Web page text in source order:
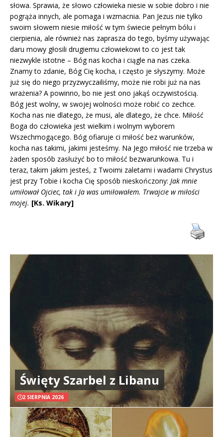
słowa. Sprawia, że słowo człowieka niesie w sobie dobro i nie
pogrąża innych, ale pomaga i wzmacnia. Pan Jezus nie tylko
swoim słowem niesie miłość w tym świecie pełnym bólu i
cierpienia, ale również nas zaprasza do tego, byśmy używając
daru mowy głosili drugiemu człowiekowi to co jest tak
niezwykle istotne – Bóg nas kocha i ciągle na nas czeka.
Znamy to zdanie, Bóg Cię kocha, i często je słyszymy. Może
już się do niego przyzwyczailiśmy, może nie robi już na nas
wrażenia? A powinno, bo nie jest ono jakąś oczywistością.
Bóg jest wolny, w swojej wolności może robić co zechce.
Kocha nas nie dlatego, że musi, ale dlatego, że chce. Miłość
Boga do człowieka jest wielkim i wolnym wyborem
Wszechmogącego. Bóg ofiaruje ci miłość bez warunków,
kocha nas takimi, jakimi jesteśmy. Na Jego miłość nie trzeba w
żaden sposób zasłużyć bo to miłość bezwarunkowa. Tu i
teraz, takim jakim jesteś, z Twoimi zaletami i wadami Chrystus
jest przy Tobie i kocha Cię sposób nieskończony: Jak mnie
umiłował Ojciec, tak i Ja was umiłowałem. Trwajcie w miłości
mojej. [Ks. Wikary]
Święty Szarbel z Libanu
2 SIERPNIA 2026